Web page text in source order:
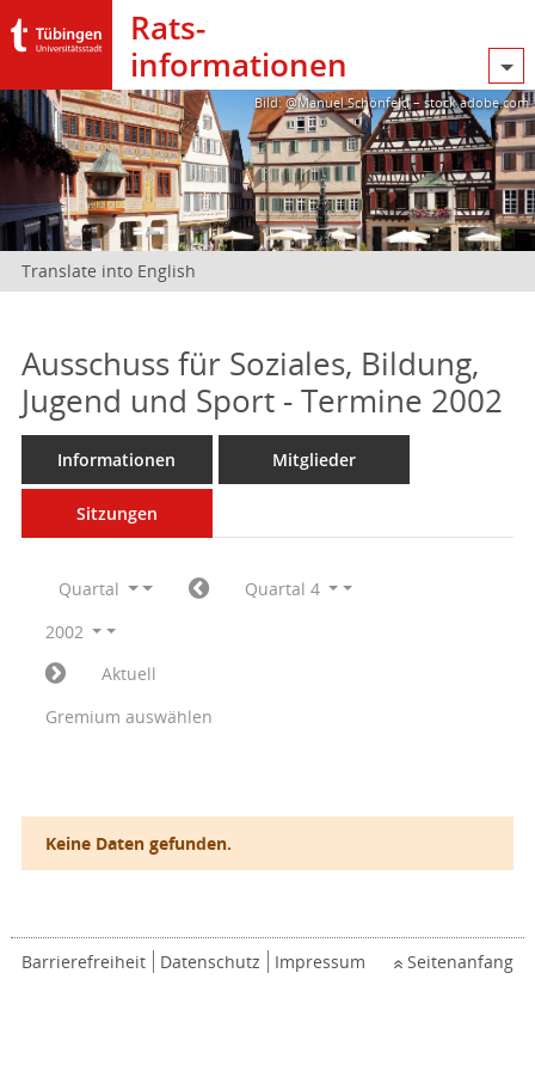
Rats­
informationen
Bild: @Manuel Schönfeld – stock.adobe.com
Translate into English
Ausschuss für Soziales, Bildung,
Jugend und Sport - Termine 2002
Informationen Mitglieder
Sitzungen
Quartal
Quartal 4
2002
Aktuell
Gremium auswählen
Keine Daten gefunden.
Barrierefreiheit Datenschutz Impressum Seitenanfang